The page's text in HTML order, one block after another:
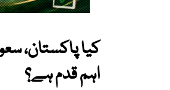
کیا پاکستان،
اہم قدم ہے؟